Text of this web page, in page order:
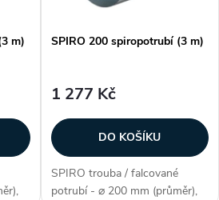
m) SPIRO 200 spiropotrubí (3 m)
1 277 Kč
DO KOŠÍKU
SPIRO trouba / falcované
potrubí - ⌀ 200 mm (průměr),